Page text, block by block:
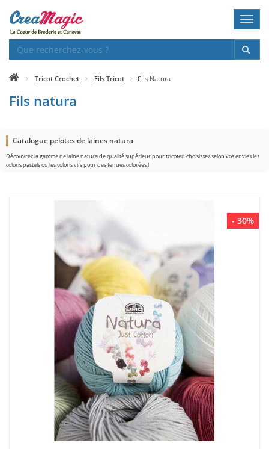
Tricot Crochet Fils Tricot Fils Natura
Fils natura
Catalogue pelotes de laines natura
Découvrez la gamme de laine natura de qualité supérieur pour tricoter, choisissez selon vos envies les
coloris pastels ou les coloris vifs pour des tenues colorées !
- 30%